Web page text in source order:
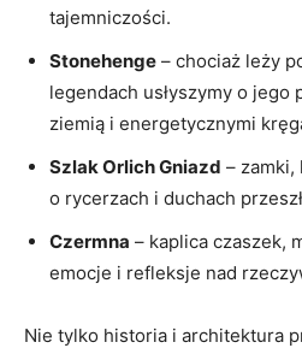
tajemniczości.
Stonehenge – chociaż leży
legendach usłyszymy o jego
ziemią i energetycznymi
Szlak Orlich Gniazd – zamki,
o rycerzach i duchach
Czermna – kaplica czaszek,
emocje ⁤i refleksje nad
Nie⁢ tylko historia i architektura